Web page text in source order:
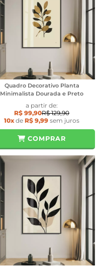
Quadro Decorativo Planta
Minimalista Dourada e Preto
a partir de:
R$ 99,90R$ 129,90
10x de R$ 9,99 sem juros
COMPRAR